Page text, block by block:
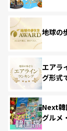
地球の
エアラ
グ形式
Next韓
グルメ